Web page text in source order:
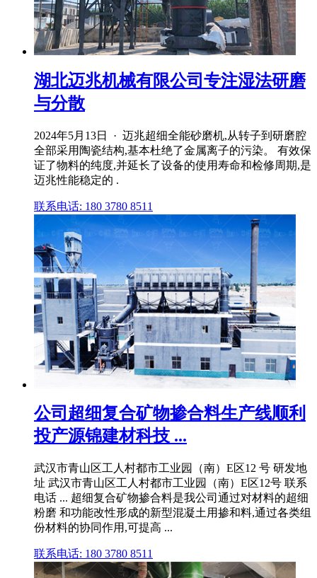
湖北迈兆机械有限公司专注湿法研磨
与分散
2024年5月13日 · 迈兆超细全能砂磨机,从转子到研磨腔
全部采用陶瓷结构,基本杜绝了金属离子的污染。 有效保
证了物料的纯度,并延长了设备的使用寿命和检修周期,是
迈兆性能稳定的 .
联系电话: 180 3780 8511
公司超细复合矿物掺合料生产线顺利
投产源锦建材科技 ...
武汉市青山区工人村都市工业园（南）E区12 号 研发地
址 武汉市青山区工人村都市工业园（南）E区12号 联系
电话 ... 超细复合矿物掺合料是我公司通过对材料的超细
粉磨 和功能改性形成的新型混凝土用掺和料,通过各类组
份材料的协同作用,可提高 ...
联系电话: 180 3780 8511